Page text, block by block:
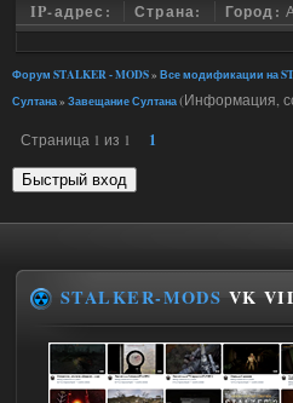
IP-адрес: Страна: Город:
Форум STALKER - MODS» Все модификации на
Султана» Завещание Султана(Информация,
Страница 1 из 1 1
STALKER-MODS VK